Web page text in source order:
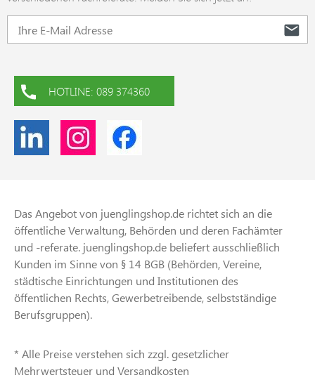
HOTLINE: 089 374360
Das Angebot von juenglingshop.de richtet sich an die
öffentliche Verwaltung, Behörden und deren Fachämter
und -referate. juenglingshop.de beliefert ausschließlich
Kunden im Sinne von § 14 BGB (Behörden, Vereine,
städtische Einrichtungen und Institutionen des
öffentlichen Rechts, Gewerbetreibende, selbstständige
Berufsgruppen).
* Alle Preise verstehen sich zzgl. gesetzlicher
Mehrwertsteuer und Versandkosten